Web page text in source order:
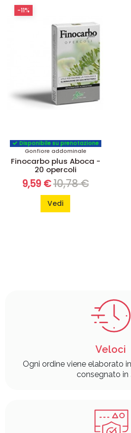
Disponibile su prenotazione
Gonfiore addominale
Finocarbo plus Aboca -
20 opercoli
9,59 €10,78 €
Vedi
-11%
Veloci
Ogni ordine viene elaborato
consegnato in